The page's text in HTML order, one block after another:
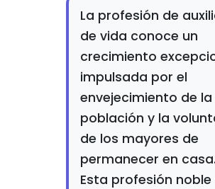
La profesión de
de vida conoce un
crecimiento
impulsada por el
envejecimiento de la
población y la
de los mayores de
permanecer en casa.
Esta profesión noble